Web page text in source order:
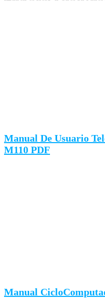
Manual De Usuario
M110 PDF
Manual